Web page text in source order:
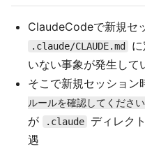
ClaudeCodeで新規セ
.claude/CLAUDE.md
いない事象が発生して
そこで新規セッション
ルールを確認してください
が
.claude
ディレク
遇